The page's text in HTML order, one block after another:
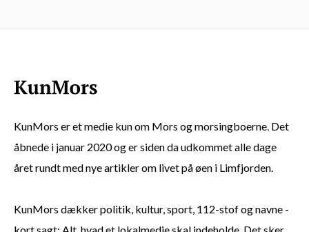
KunMors er et medie kun om Mors og morsingboerne. Det
åbnede i januar 2020 og er siden da udkommet alle dage
året rundt med nye artikler om livet på øen i Limfjorden.
KunMors dækker politik, kultur, sport, 112-stof og navne -